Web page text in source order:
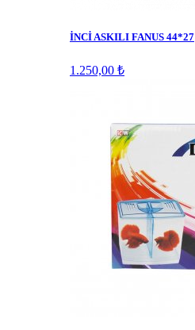
İNCİ ASKILI FANUS 44*27
1.250,00 ₺